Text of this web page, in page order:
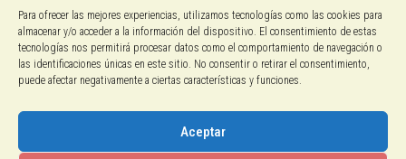
Para ofrecer las mejores experiencias, utilizamos tecnologías como las cookies para
almacenar y/o acceder a la información del dispositivo. El consentimiento de estas
tecnologías nos permitirá procesar datos como el comportamiento de navegación o
las identificaciones únicas en este sitio. No consentir o retirar el consentimiento,
puede afectar negativamente a ciertas características y funciones.
Aceptar
Conocenos
Pagos con PayPal